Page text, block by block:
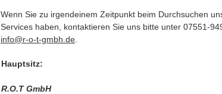
Wenn Sie zu irgendeinem Zeitpunkt beim Durchsuchen
Services haben, kontaktieren Sie uns bitte unter 07551-
info@r-o-t-gmbh.de
Hauptsitz:
R.O.T GmbH